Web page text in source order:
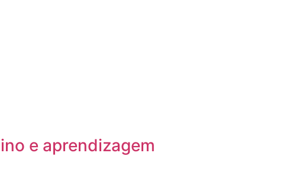
e aprendizagem